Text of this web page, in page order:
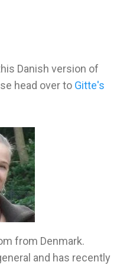
Danish version of
head over to Gitte's
from Denmark.
and has recently